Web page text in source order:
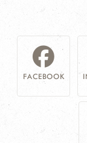
FACEBOOK